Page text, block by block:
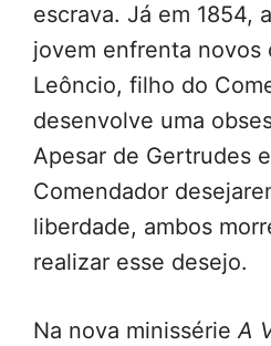
escrava. Já em 1854,
jovem enfrenta novos
Leôncio, filho do
desenvolve uma
Apesar de Gertrudes
Comendador
liberdade, ambos
realizar esse desejo.
Na nova minissérieA